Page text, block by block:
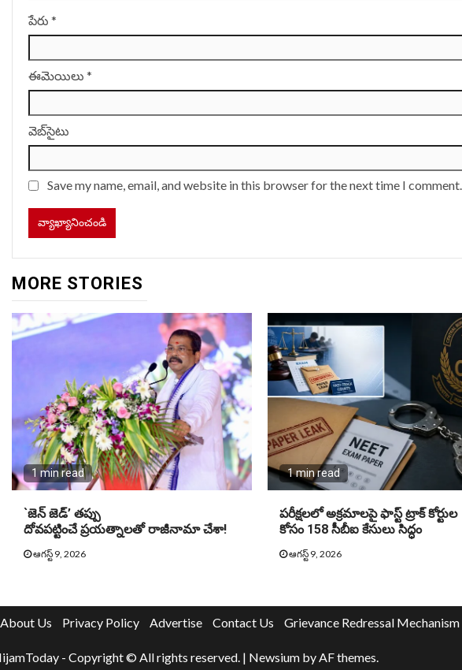
పేరు *
ఈమెయిలు *
వెబ్‌సైటు
Save my name, email, and website in this browser for the next time I comment.
MORE STORIES
1 min read
`జెన్ జెడ్’ తప్పు
దోవపట్టించే ప్రయత్నాలతో రాజీనామా చేశా!
ఆగస్ట్ 9, 2026
1 min read
పరీక్షలలో అక్రమాలపై ఫాస్ట్ ట్రాక్ కోర్టుల
కోసం 158 సీబీఐ కేసులు సిద్ధం
ఆగస్ట్ 9, 2026
About Us Privacy Policy Advertise Contact Us Grievance Redressal Mechanism
- Copyright © All rights reserved. | Newsium by AF themes.